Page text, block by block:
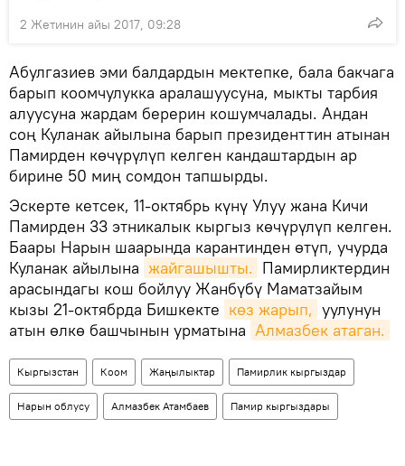
2 Жетинин айы 2017, 09:28
Абулгазиев эми балдардын мектепке, бала бакчага
барып коомчулукка аралашуусуна, мыкты тарбия
алуусуна жардам берерин кошумчалады. Андан
соң Куланак айылына барып президенттин атынан
Памирден көчүрүлүп келген кандаштардын ар
бирине 50 миң сомдон тапшырды.
Эскерте кетсек, 11-октябрь күнү Улуу жана Кичи
Памирден 33 этникалык кыргыз көчүрүлүп келген.
Баары Нарын шаарында карантинден өтүп, учурда
Куланак айылына жайгашышты. Памирликтердин
арасындагы кош бойлуу Жанбүбү Маматзайым
кызы 21-октябрда Бишкекте көз жарып, уулунун
атын өлкө башчынын урматына Алмазбек атаган.
Кыргызстан Коом Жаңылыктар Памирлик кыргыздар
Нарын облусу Алмазбек Атамбаев Памир кыргыздары